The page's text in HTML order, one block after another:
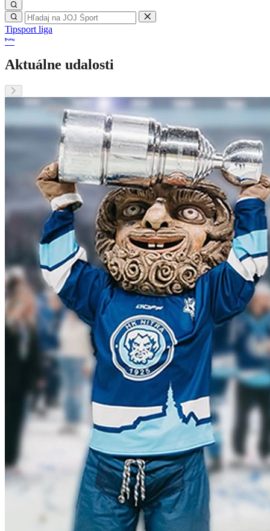
Tipsport liga
Aktuálne udalosti